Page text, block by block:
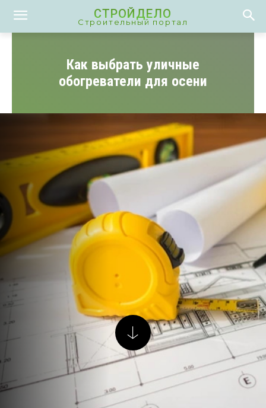
СТРОЙДЕЛО
Строительный портал
Как выбрать уличные
обогреватели для осени